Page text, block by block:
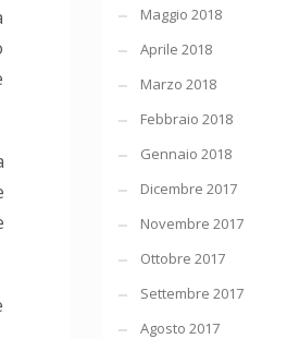
Maggio 2018
Aprile 2018
Marzo 2018
Febbraio 2018
Gennaio 2018
Dicembre 2017
Novembre 2017
Ottobre 2017
Settembre 2017
Agosto 2017